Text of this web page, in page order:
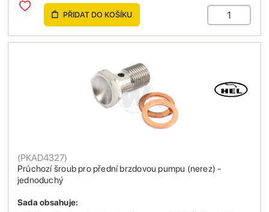
PŘIDAT DO KOŠÍKU
Průchozí šroub pro přední brzdovou pumpu (nerez) -
jednoduchý
(PKAD4327)
Sada obsahuje: